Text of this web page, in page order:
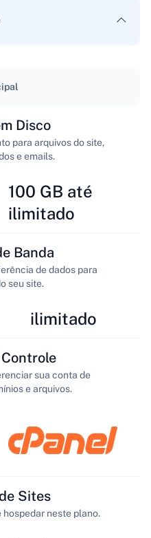
Disco
para arquivos do site,
e emails.
100 GB até
ilimitado
Banda
de dados para
seu site.
ilimitado
sua conta de
e arquivos.
Sites
hospedar neste plano.